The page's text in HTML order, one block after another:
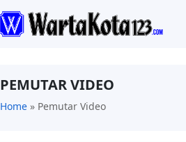
PEMUTAR VIDEO
Home » Pemutar Video